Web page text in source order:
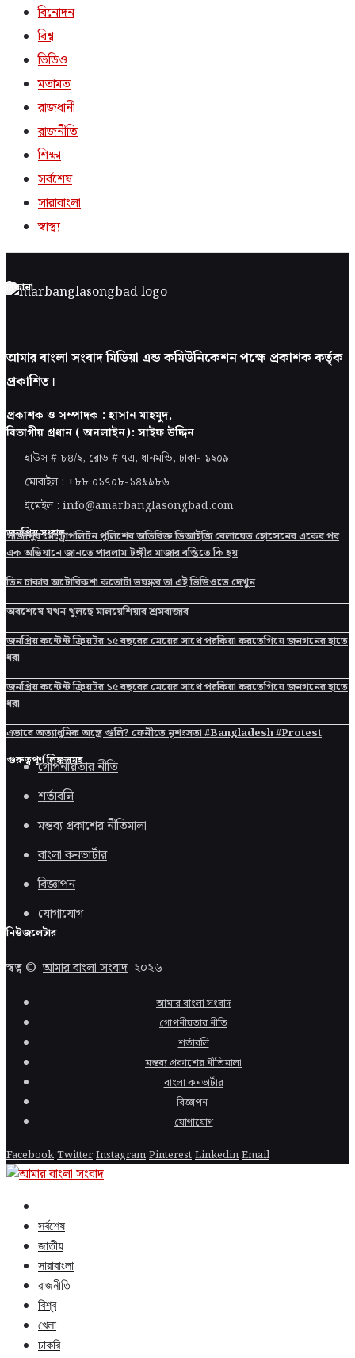
বিনোদন
বিশ্ব
ভিডিও
মতামত
রাজধানী
রাজনীতি
শিক্ষা
সর্বশেষ
সারাবাংলা
স্বাস্থ্য
ঠিকানা
আমার বাংলা সংবাদ মিডিয়া এন্ড কমিউনিকেশন পক্ষে প্রকাশক কর্তৃক
প্রকাশিত।
প্রকাশক ও সম্পাদক : হাসান মাহমুদ,
বিভাগীয় প্রধান ( অনলাইন): সাইফ উদ্দিন
হাউস # ৮৪/২, রোড # ৭এ, ধানমন্ডি, ঢাকা- ১২০৯
মোবাইল : +৮৮ ০১৭০৮-১৪৯৯৮৬
ইমেইল : info@amarbanglasongbad.com
জনপ্রিয় সংবাদ
গাজীপুর মেট্রোপলিটন পুলিশের অতিরিক্ত ডিআইজি বেলায়েত হোসেনের একের পর
এক অভিযানে জানতে পারলাম টঙ্গীর মাজার বস্তিতে কি হয়
তিন চাকার অটোরিকশা কতোটা ভয়ঙ্কর তা এই ভিডিওতে দেখুন
অবশেষে যখন খুলছে মালয়েশিয়ার শ্রমবাজার
জনপ্রিয় কন্টেন্ট ক্রিয়টর ১৫ বছরের মেয়ের সাথে পরকিয়া করতেগিয়ে জনগনের হাতে
ধরা
জনপ্রিয় কন্টেন্ট ক্রিয়টর ১৫ বছরের মেয়ের সাথে পরকিয়া করতেগিয়ে জনগনের হাতে
ধরা
এভাবে অত্যাধুনিক অস্ত্রে গুলি? ফেনীতে নৃশংসতা #Bangladesh #Protest
গুরুত্বপূর্ণ লিঙ্কসমূহ
গোপনীয়তার নীতি
শর্তাবলি
মন্তব্য প্রকাশের নীতিমালা
বাংলা কনভার্টার
বিজ্ঞাপন
যোগাযোগ
নিউজলেটার
স্বত্ব ©আমার বাংলা সংবাদ ২০২৬
আমার বাংলা সংবাদ
গোপনীয়তার নীতি
শর্তাবলি
মন্তব্য প্রকাশের নীতিমালা
বাংলা কনভার্টার
বিজ্ঞাপন
যোগাযোগ
FacebookTwitterInstagramPinterestLinkedinEmail
সর্বশেষ
জাতীয়
সারাবাংলা
রাজনীতি
বিশ্ব
খেলা
চাকরি